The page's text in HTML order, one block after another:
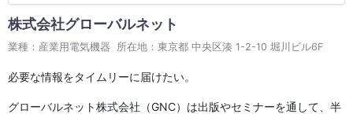
株式会社グローバルネット
業種：産業用電気機器 所在地：東京都 中央区湊 1-2-10 堀川ビル6F
必要な情報をタイムリーに届けたい。
グローバルネット株式会社（GNC）は出版やセミナーを通して、半